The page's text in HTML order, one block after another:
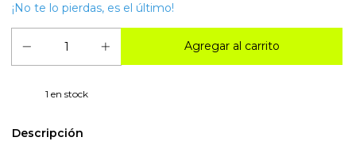
¡No te lo pierdas, es el último!
1 en stock
Descripción